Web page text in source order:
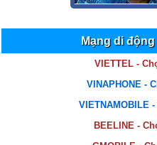
Mạng di
VIETTEL -
VINAPHONE -
VIETNAMOBILE
BEELINE -